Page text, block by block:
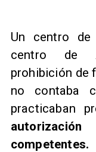
Un centro
centro de
prohibición de
no contaba
practicaban
competentes.